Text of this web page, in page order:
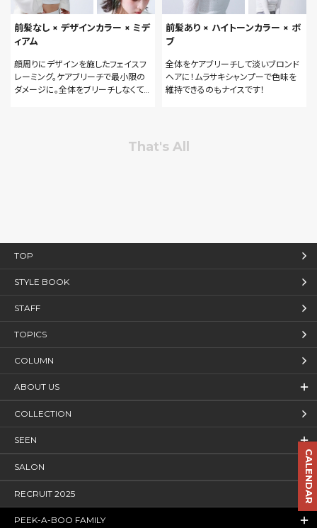
前髪なし × デザインカラー × ミデ
ィアム
顔周りにデザインを施したフェイスフ
レーミング。ケアブリーチで最小限の
ダメージに。全体をブリーチしなくても
前髪あり × ハイトーンカラー × ボ
ブ
全体をケアブリーチして淡いブロンド
ヘアに！ムラサキシャンプーで色味を
維持できるのもナイスです！
That's All
TOP
STYLE BOOK
STAFF
TOPICS
COLUMN
ABOUT US
COLLECTION
SEEN
SALON
RECRUIT 2025
PEEK-A-BOO FAMILY
CALENDAR